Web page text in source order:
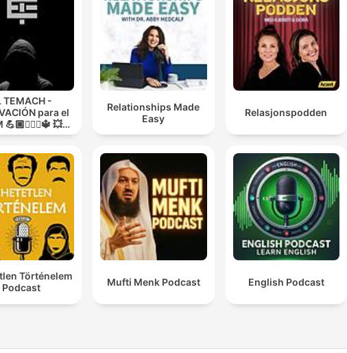
TEMACH -
para el
💪🏼🏋🏻‍♀🔱 💥
GUERRA💥
Relationships Made
Easy
Relasjonspodden
Történelem
Podcast
Mufti Menk Podcast English Podcast